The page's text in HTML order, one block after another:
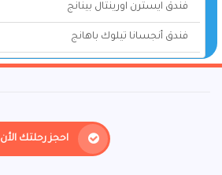
فندق ايسترن اورينتال بينانج
فندق أنجسانا تيلوك باهانج
احجز رحلتك الأن